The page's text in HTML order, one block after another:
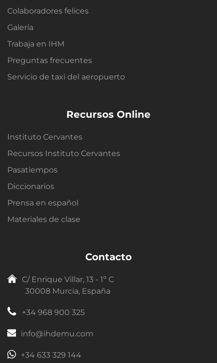
Colaboradores felices
Galería
Trabaja en IHM
Preguntas frecuentes
Servicio de taxi del aeropuerto
Recursos Online
Instituto Cervantes
Recursos Instituto Cervantes
Pasatiempos
Diccionarios
Prensa en español
Materiales de clase
Contacto
C/ Enrique Villar, 13 - 1º C
30008 Murcia, España
+34 968 900 325
info@ihdemu.com
+34 633 329 144